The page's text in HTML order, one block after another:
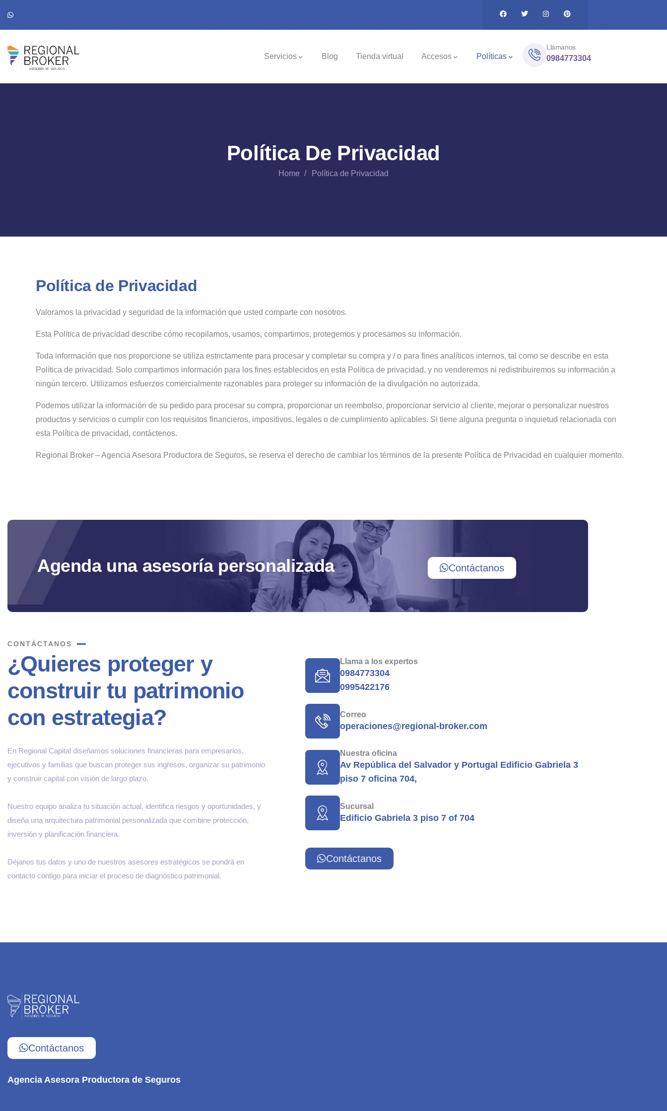
Servicios Blog Tienda virtual Accesos Políticas
Llámanos
0984773304
Política De Privacidad
Home Política de Privacidad
Política de Privacidad
Valoramos la privacidad y seguridad de la información que usted comparte con nosotros.
Esta Política de privacidad describe cómo recopilamos, usamos, compartimos, protegemos y procesamos su información.
Toda información que nos proporcione se utiliza estrictamente para procesar y completar su compra y / o para fines analíticos internos, tal como se describe en esta
Política de privacidad. Solo compartimos información para los fines establecidos en esta Política de privacidad, y no venderemos ni redistribuiremos su información a
ningún tercero. Utilizamos esfuerzos comercialmente razonables para proteger su información de la divulgación no autorizada.
Podemos utilizar la información de su pedido para procesar su compra, proporcionar un reembolso, proporcionar servicio al cliente, mejorar o personalizar nuestros
productos y servicios o cumplir con los requisitos financieros, impositivos, legales o de cumplimiento aplicables. Si tiene alguna pregunta o inquietud relacionada con
esta Política de privacidad, contáctenos.
Regional Broker – Agencia Asesora Productora de Seguros, se reserva el derecho de cambiar los términos de la presente Política de Privacidad en cualquier momento.
Agenda una asesoría personalizada Contáctanos
CONTÁCTANOS
¿Quieres proteger y
construir tu patrimonio
con estrategia?
En Regional Capital diseñamos soluciones financieras para empresarios,
ejecutivos y familias que buscan proteger sus ingresos, organizar su patrimonio
y construir capital con visión de largo plazo.
Nuestro equipo analiza tu situación actual, identifica riesgos y oportunidades, y
diseña una arquitectura patrimonial personalizada que combine protección,
inversión y planificación financiera.
Déjanos tus datos y uno de nuestros asesores estratégicos se pondrá en
contacto contigo para iniciar el proceso de diagnóstico patrimonial.
Llama a los expertos
0984773304
0995422176
Correo
operaciones@regional-broker.com
Nuestra oficina
Av República del Salvador y Portugal Edificio Gabriela 3
piso 7 oficina 704,
Sucursal
Edificio Gabriela 3 piso 7 of 704
Contáctanos
Contáctanos
Agencia Asesora Productora de Seguros